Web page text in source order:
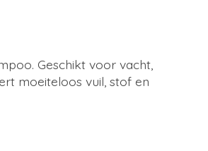
Geschikt voor vacht,
moeiteloos vuil, stof en
is